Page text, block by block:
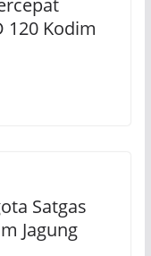
120 Kodim
Satgas
Jagung